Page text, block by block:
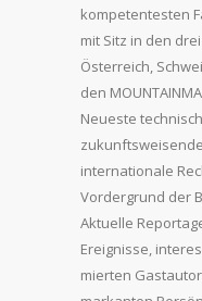
kompetentesten
mit Sitz in den
Österreich,
den
Neueste
internationale
Vordergrund der
Aktuelle
Ereignisse,
mierten